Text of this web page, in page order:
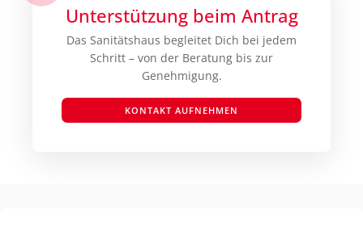
Unterstützung beim Antrag
Das Sanitätshaus begleitet Dich bei jedem
Schritt – von der Beratung bis zur
Genehmigung.
KONTAKT AUFNEHMEN